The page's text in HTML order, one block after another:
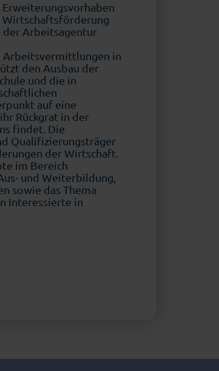
Arbeitsagentur
Arbeitsvermittlungen in
den Ausbau der
und die in
auf eine
Rückgrat in der
findet. Die
Qualifizierungsträger
der Wirtschaft.
im Bereich
und Weiterbildung,
sowie das Thema
Interessierte in